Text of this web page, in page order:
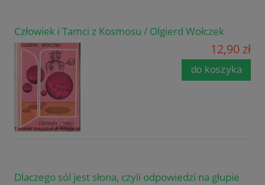
Człowiek i Tamci z Kosmosu / Olgierd Wołczek
12,90 zł
do koszyka
Dlaczego sól jest słona, czyli odpowiedzi na głupie